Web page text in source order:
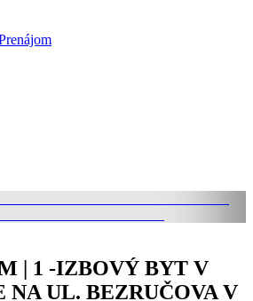
| 1 -IZBOVÝ BYT V
NA UL. BEZRUČOVA V